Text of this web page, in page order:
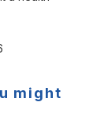
might